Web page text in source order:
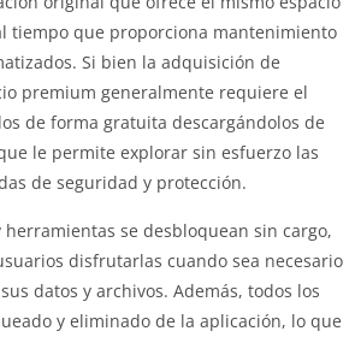
tiempo que proporciona mantenimiento
Si bien la adquisición de
premium generalmente requiere el
de forma gratuita descargándolos de
le permite explorar sin esfuerzo las
de seguridad y protección.
herramientas se desbloquean sin cargo,
disfrutarlas cuando sea necesario
datos y archivos. Además, todos los
y eliminado de la aplicación, lo que